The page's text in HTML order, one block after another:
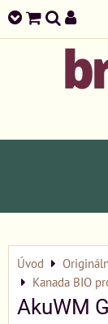
Úvod
Kanada BIO
AkuWM